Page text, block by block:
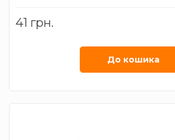
41 грн.
До кошика